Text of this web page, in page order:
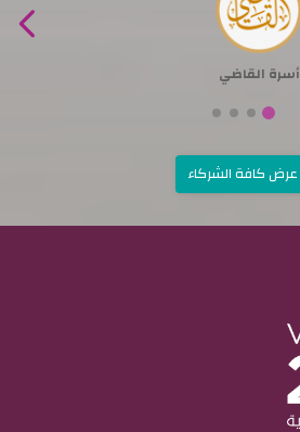
أسرة القاضي
عرض كافة الشركاء